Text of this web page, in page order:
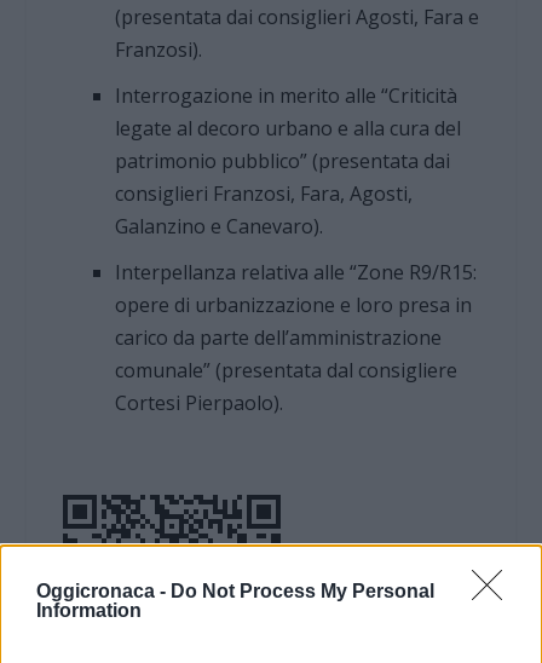
Oggicronaca - Do Not Process My Personal
Information
(presentata dai consiglieri Agosti, Fara e
Franzosi).
Interrogazione in merito alle “Criticità
legate al decoro urbano e alla cura del
patrimonio pubblico” (presentata dai
consiglieri Franzosi, Fara, Agosti,
Galanzino e Canevaro).
Interpellanza relativa alle “Zone R9/R15:
opere di urbanizzazione e loro presa in
carico da parte dell’amministrazione
comunale” (presentata dal consigliere
Cortesi Pierpaolo).